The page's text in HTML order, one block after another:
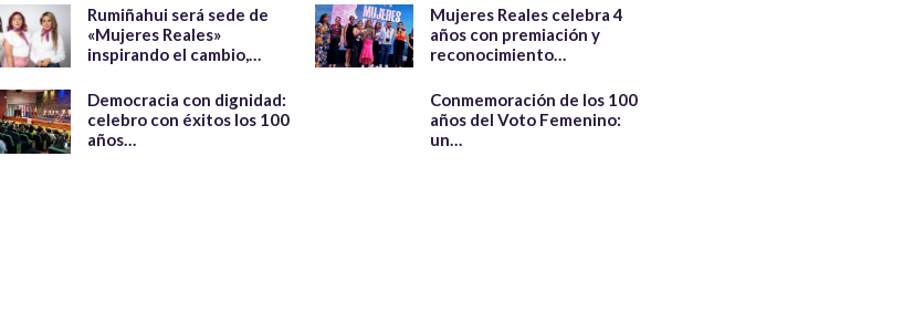
Rumiñahui será sede de
«Mujeres Reales»
inspirando el cambio,…
Mujeres Reales celebra 4
años con premiación y
reconocimiento…
Democracia con dignidad:
celebro con éxitos los 100
años…
Conmemoración de los 100
años del Voto Femenino:
un…